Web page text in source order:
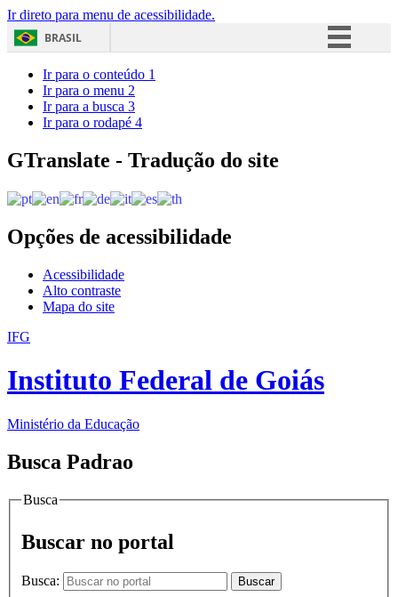
Ir direto para menu de acessibilidade.
BRASIL
Acesso à informação
Ir para o conteúdo 1
Ir para o menu 2
Ir para a busca 3
Ir para o rodapé 4
GTranslate - Tradução do site
Opções de acessibilidade
Acessibilidade
Alto contraste
Mapa do site
IFG
Instituto Federal de Goiás
Ministério da Educação
Busca Padrao
Busca
Buscar no portal
Busca: Buscar